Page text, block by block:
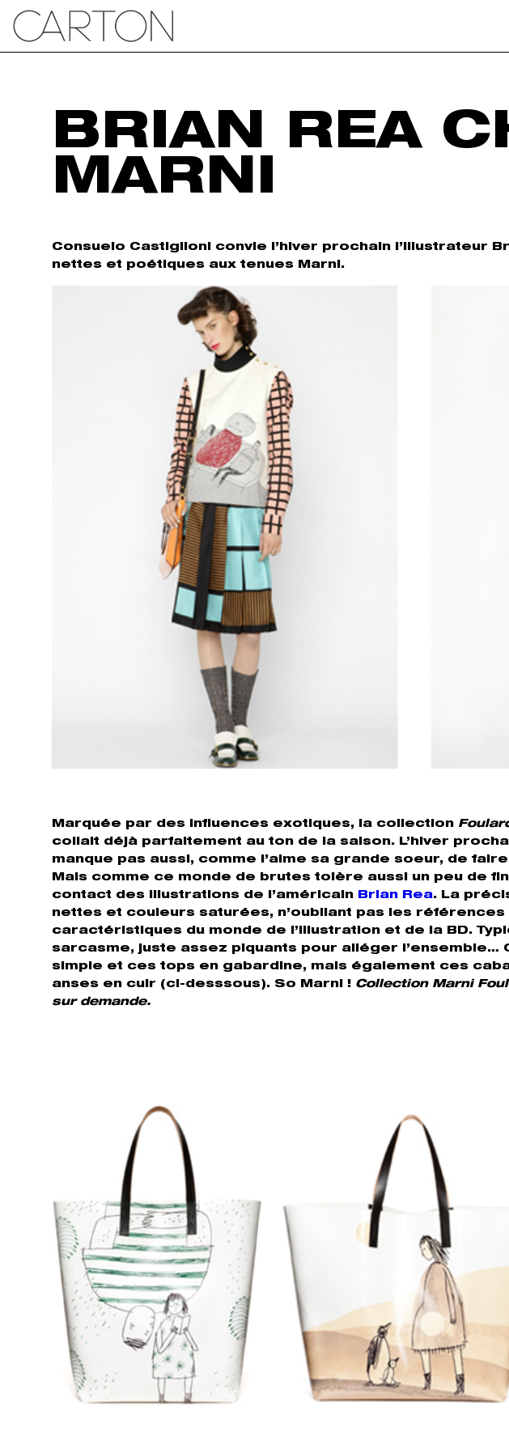
BRIAN REA
MARNI
Consuelo Castiglioni convie l’hiver prochain l’illustrateur
nettes et poétiques aux tenues Marni.
Marquée par des influences exotiques, la collection
collait déjà parfaitement au ton de la saison. L’hiver
manque pas aussi, comme l’aime sa grande soeur, de
Mais comme ce monde de brutes tolère aussi un peu de
contact des illustrations de l’américain
Brian Rea. La
nettes et couleurs saturées, n’oubliant pas les références
caractéristiques du monde de l’illustration et de la BD.
sarcasme, juste assez piquants pour alléger l’ensemble…
simple et ces tops en gabardine, mais également ces
anses en cuir (ci-desssous). So Marni ! Collection Marni
sur demande.